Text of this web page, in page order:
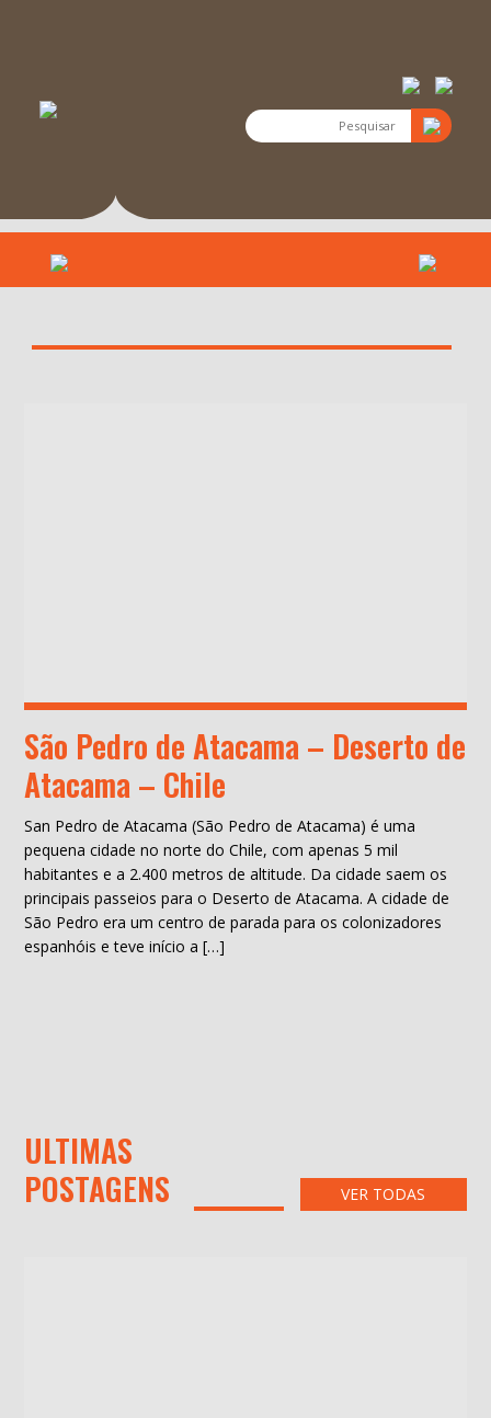
São Pedro de Atacama – Deserto de
Atacama – Chile
San Pedro de Atacama (São Pedro de Atacama) é uma
pequena cidade no norte do Chile, com apenas 5 mil
habitantes e a 2.400 metros de altitude. Da cidade saem os
principais passeios para o Deserto de Atacama. A cidade de
São Pedro era um centro de parada para os colonizadores
espanhóis e teve início a […]
ULTIMAS
POSTAGENS
VER TODAS